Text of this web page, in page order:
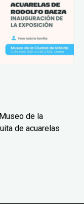
de la
de acuarelas